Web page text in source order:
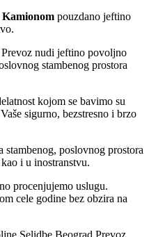
Kamionom pouzdano jeftino
nudi jeftino povoljno
stambenog prostora
kojom se bavimo su
sigurno, bezstresno i brzo
stambenog, poslovnog prostora
i u inostranstvu.
procenjujemo uslugu.
cele godine bez obzira na